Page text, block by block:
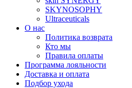
SKYNOSOPHY
Ultraceuticals
О нас
Политика возврата
Кто мы
Правила оплаты
Программа лояльности
Доставка и оплата
Подбор ухода